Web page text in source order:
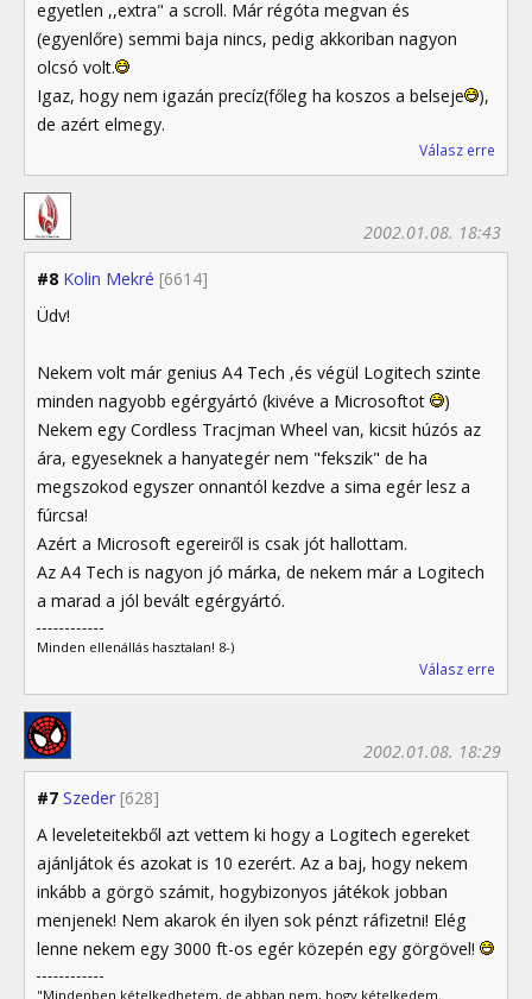
egyetlen ,,extra" a scroll. Már régóta megvan és
(egyenlőre) semmi baja nincs, pedig akkoriban nagyon
olcsó volt.
Igaz, hogy nem igazán precíz(főleg ha koszos a belseje
),
de azért elmegy.
Válasz erre
#8 Kolin Mekré [6614]
2002.01.08. 18:43
Üdv!
Nekem volt már genius A4 Tech ,és végül Logitech szinte
minden nagyobb egérgyártó (kivéve a Microsoftot
)
Nekem egy Cordless Tracjman Wheel van, kicsit húzós az
ára, egyeseknek a hanyategér nem "fekszik" de ha
megszokod egyszer onnantól kezdve a sima egér lesz a
fúrcsa!
Azért a Microsoft egereiről is csak jót hallottam.
Az A4 Tech is nagyon jó márka, de nekem már a Logitech
a marad a jól bevált egérgyártó.
Minden ellenállás hasztalan! 8-)
Válasz erre
#7 Szeder [628]
2002.01.08. 18:29
A leveleteitekből azt vettem ki hogy a Logitech egereket
ajánljátok és azokat is 10 ezerért. Az a baj, hogy nekem
inkább a görgö számit, hogybizonyos játékok jobban
menjenek! Nem akarok én ilyen sok pénzt ráfizetni! Elég
lenne nekem egy 3000 ft-os egér közepén egy görgövel!
"Mindenben kételkedhetem, de abban nem, hogy kételkedem.